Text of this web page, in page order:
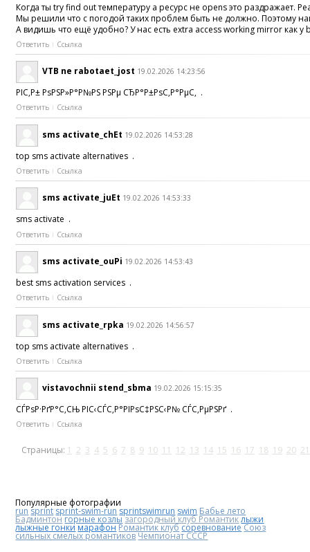
Когда ты try find out температуру а ресурс не opens это раздражает.
Мы решили что с погодой таких проблем быть не должно. Поэтому
А видишь что ещё удобно? У нас есть extra access working mirror как
Ответить Ссылка
VTB ne rabotaet_jost 19.02.2026 14:23:56
РІС‚Р± РѕРЅР»Р°Р№РЅ РЅРµ СЂР°Р±РѕС‚Р°РµС‚ .
Ответить Ссылка
sms activate_chEt 19.02.2026 14:53:28
top sms activate alternatives .
Ответить Ссылка
sms activate_juEt 19.02.2026 14:53:33
sms activate .
Ответить Ссылка
sms activate_ouPi 19.02.2026 14:53:43
best sms activation services .
Ответить Ссылка
sms activate_rpka 19.02.2026 14:56:57
top sms activate alternatives .
Ответить Ссылка
vistavochnii stend_sbma 19.02.2026 15:15:35
СЃРѕР·РґР°С‚СЊ РІС‹СЃС‚Р°РІРѕС‡РЅС‹Р№ СЃС‚РµРЅРґ .
Ответить Ссылка
Страницы: 1 2 3 4 5 6 7 8 9 10 11 12 13 14 15 16 17 18 19 20 21
Популярные фотографии
run sprint sprint-swim-run sprintswimrun swim Бабье лето
Бадминтонгорные козлы загородный клуб Романтиклыжи
лыжные гонки марафонРомантик клубсоревнованиеСоюз
сильных смелых романтиковЧемпионат СССР